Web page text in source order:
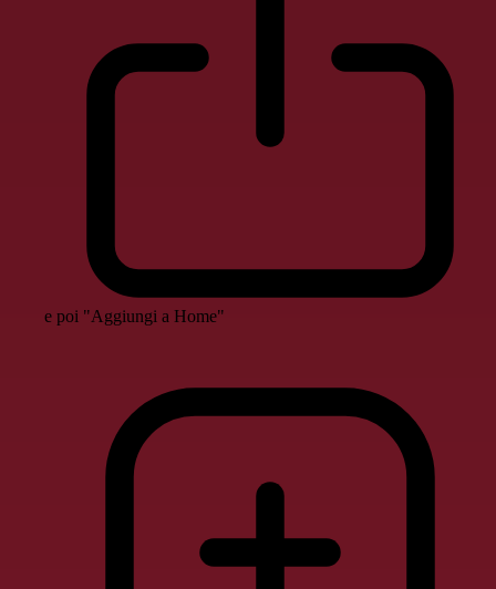
e poi "Aggiungi a Home"